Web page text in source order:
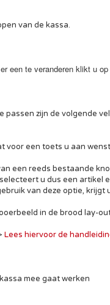
van de kassa.
een te veranderen klikt u
passen zijn de volgende
voor een toets u aan
een reeds bestaande
u dus een artikel
van deze optie, krijgt
in de brood lay-
Lees hiervoor de
mee gaat werken